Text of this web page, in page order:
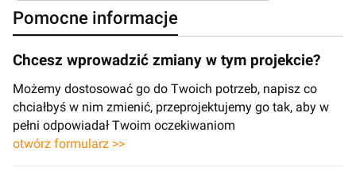
Pomocne informacje
Chcesz wprowadzić zmiany w tym projekcie?
Możemy dostosować go do Twoich potrzeb, napisz co
chciałbyś w nim zmienić, przeprojektujemy go tak, aby w
pełni odpowiadał Twoim oczekiwaniom
otwórz formularz >>